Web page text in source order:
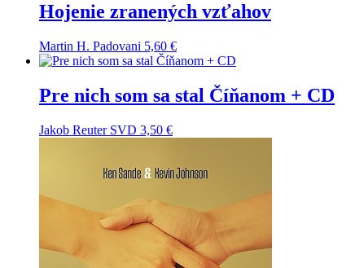
Hojenie zranených vzťahov
Martin H. Padovani 5,60 €
Pre nich som sa stal Číňanom + CD
Jakob Reuter SVD 3,50 €